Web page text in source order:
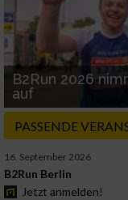
B2Run 2026
auf
PASSENDE
16. September 2026
B2Run Berlin
Jetzt anmelden!